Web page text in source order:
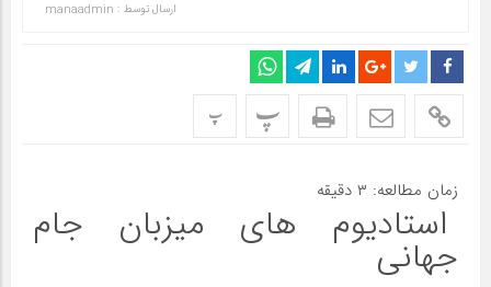
ارسال توسط : manaadmin
پ پ
زمان مطالعه: ۳ دقیقه
استادیوم های میزبان جام
جهانی